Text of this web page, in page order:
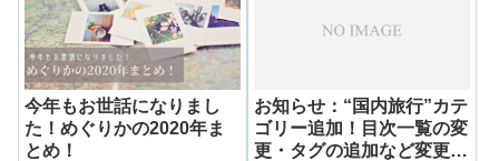
今年もお世話になりまし
た！めぐりかの2020年ま
とめ！
お知らせ：“国内旅行”カテ
ゴリー追加！目次一覧の変
更・タグの追加など変更点